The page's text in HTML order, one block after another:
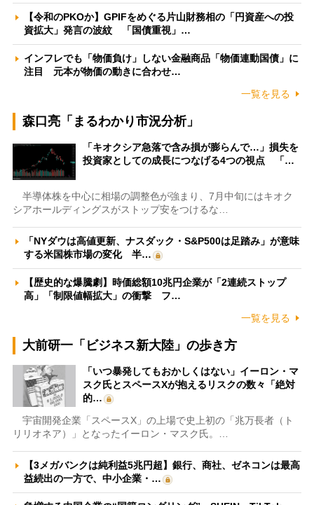
【令和のPKOか】GPIFをめぐる片山財務相の「円資産への投
資拡大」発言の波紋 「国債重視」…
インフレでも「物価負け」しない金融商品「物価連動国債」に
注目 元本が物価の動きに合わせ…
一覧を見る
森口亮「まるわかり市況分析」
「キオクシア急落で含み損が膨らんで…」損失を
投資家としての成長につなげる4つの視点 「…
半導体株を中心に相場の調整色が強まり、7月中旬にはキオク
シアホールディングスがストップ安をつけるな…
「NYダウは高値更新、ナスダック・S&P500は足踏み」が意味
する米国株市場の変化 半…
【歴史的な爆騰劇】時価総額10兆円企業が「2連続ストップ
高」「制限値幅拡大」の衝撃 フ…
一覧を見る
大前研一「ビジネス新大陸」の歩き方
「いつ暴発してもおかしくはない」イーロン・マ
スク氏とスペースXが抱えるリスクの数々「絶対
的…
宇宙開発企業「スペースX」の上場で史上初の「兆万長者（ト
リリオネア）」となったイーロン・マスク氏。…
【3メガバンクは純利益5兆円超】銀行、商社、ゼネコンは最高
益続出の一方で、中小企業・…